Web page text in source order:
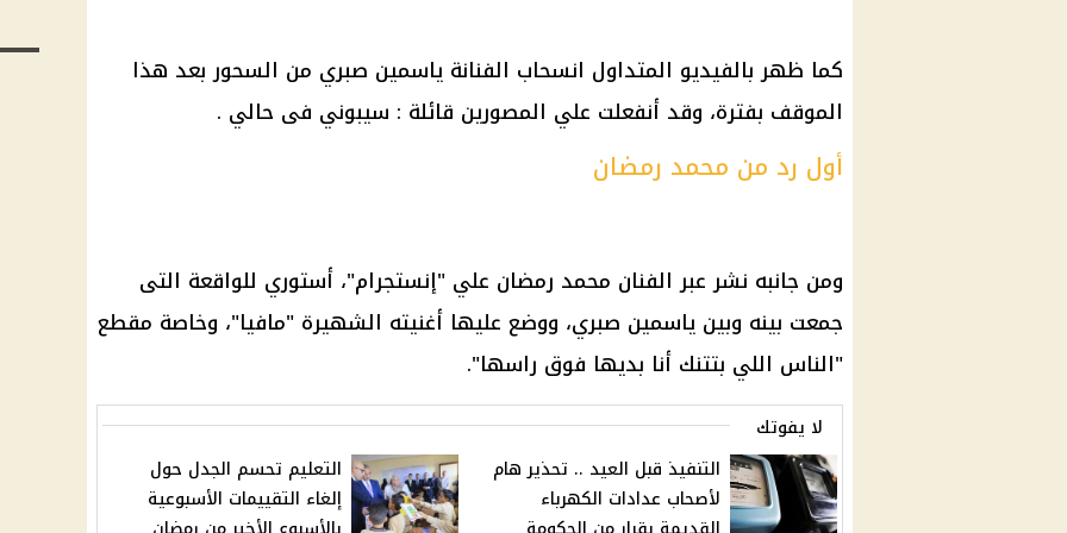
كما ظهر بالفيديو المتداول انسحاب الفنانة ياسمين صبري من السحور بعد هذا
الموقف بفترة، وقد أنفعلت علي المصورين قائلة : سيبوني فى حالي .
أول رد من محمد رمضان
ومن جانبه نشر عبر الفنان محمد رمضان علي "إنستجرام"، أستوري للواقعة التى
جمعت بينه وبين ياسمين صبري، ووضع عليها أغنيته الشهيرة "مافيا"، وخاصة مقطع
"الناس اللي بتتنك أنا بديها فوق راسها".
لا يفوتك
التنفيذ قبل العيد .. تحذير هام
لأصحاب عدادات الكهرباء
التعليم تحسم الجدل حول
إلغاء التقييمات الأسبوعية